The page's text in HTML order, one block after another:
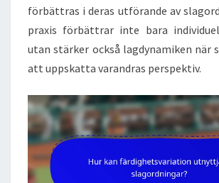
förbättras i deras utförande av
praxis förbättrar inte bara
utan stärker också lagdynamiken när
att uppskatta varandras perspektiv.